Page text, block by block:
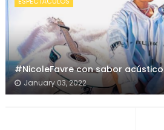
#NicoleFavre con sabor acústico
January 03, 2022